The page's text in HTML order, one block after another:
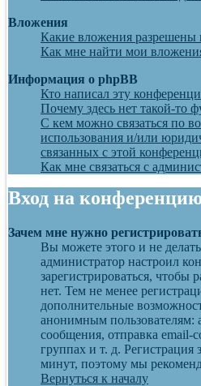
Вложения
Какие вложения разрешены
Как мне найти мои
Информация о phpBB
Кто написал эту
Почему здесь нет такой-то
С кем можно связаться по
использования и/или
связанных с этой
Как мне связаться с
Вход на
Зачем мне нужно
Вы можете этого и не
администратор настроил
зарегистрироваться, чтобы
нет. Тем не менее
дополнительные
анонимным пользователям:
сообщения, отправка email-
группах и т. д. Регистрация
минут, поэтому мы
Вернуться к началу